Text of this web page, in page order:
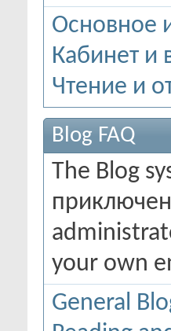
Основное
Кабинет и
Чтение и
Blog FAQ
The Blog
your own
General